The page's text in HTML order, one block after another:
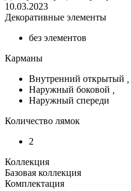
10.03.2023
Декоративные элементы
без элементов
Карманы
Внутренний открытый
Наружный боковой
Наружный спереди
Количество лямок
2
Коллекция
Базовая коллекция
Комплектация